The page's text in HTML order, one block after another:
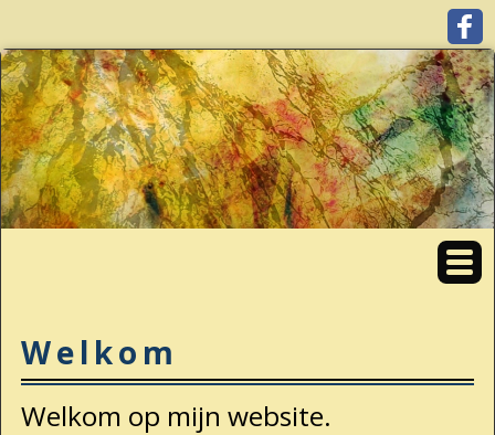
Welkom
Welkom op mijn website.